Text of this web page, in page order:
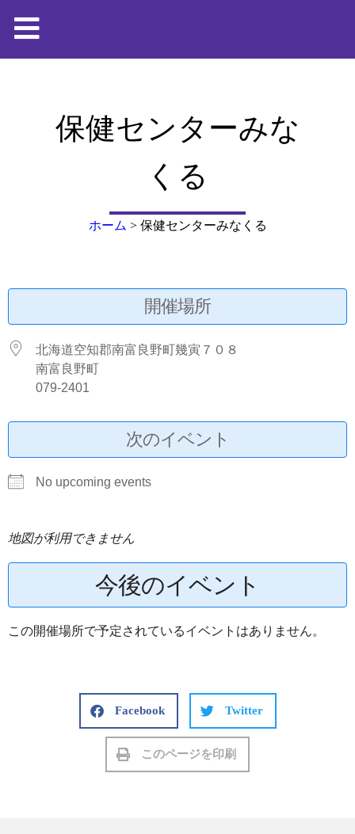
保健センターみな
くる
ホーム > 保健センターみなくる
開催場所
北海道空知郡南富良野町幾寅７０８
南富良野町
079-2401
次のイベント
No upcoming events
地図が利用できません
今後のイベント
この開催場所で予定されているイベントはありません。
Facebook Twitter
このページを印刷